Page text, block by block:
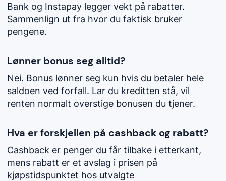
Bank og Instapay legger vekt på rabatter.
Sammenlign ut fra hvor du faktisk bruker
pengene.
Lønner bonus seg alltid?
Nei. Bonus lønner seg kun hvis du betaler hele
saldoen ved forfall. Lar du kreditten stå, vil
renten normalt overstige bonusen du tjener.
Hva er forskjellen på cashback og rabatt?
Cashback er penger du får tilbake i etterkant,
mens rabatt er et avslag i prisen på
kjøpstidspunktet hos utvalgte